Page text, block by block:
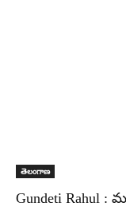
తెలంగాణ
Gundeti Rahul :